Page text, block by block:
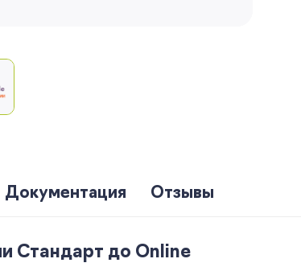
Документация Отзывы
Стандарт до Online